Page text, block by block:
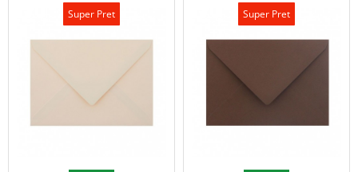
Super Pret Super Pret